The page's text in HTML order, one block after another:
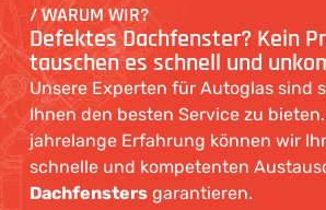
/ WARUM WIR?
Defektes Dachfenster? Kein
tauschen es schnell und
Unsere Experten für Autoglas sind
Ihnen den besten Service zu
jahrelange Erfahrung können wir
schnelle und kompetenten
Dachfenstersgarantieren.